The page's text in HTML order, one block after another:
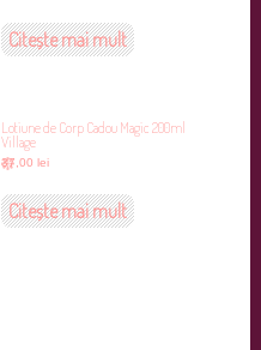
Citește mai mult
Lotiune de Corp Cadou Magic 200ml
Village
37,00lei
Citește mai mult